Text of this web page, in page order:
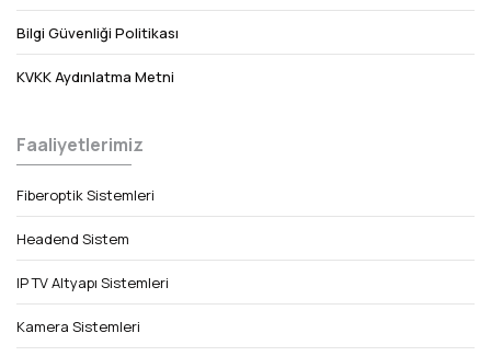
Bilgi Güvenliği Politikası
KVKK Aydınlatma Metni
Faaliyetlerimiz
Fiberoptik Sistemleri
Headend Sistem
IP TV Altyapı Sistemleri
Kamera Sistemleri